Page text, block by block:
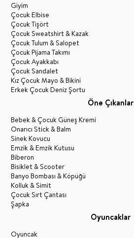
Giyim
Çocuk Elbise
Çocuk Tişört
Çocuk Sweatshirt & Kazak
Çocuk Tulum & Salopet
Çocuk Pijama Takımı
Çocuk Ayakkabı
Çocuk Sandalet
Kız Çocuk Mayo & Bikini
Erkek Çocuk Deniz Şortu
Öne Çıkanlar
Bebek & Çocuk Güneş Kremi
Onarıcı Stick & Balm
Sinek Kovucu
Emzik & Emzik Kutusu
Biberon
Bisiklet & Scooter
Banyo Bombası & Köpüğü
Kolluk & Simit
Çocuk Sırt Çantası
Şapka
Oyuncaklar
Oyuncak